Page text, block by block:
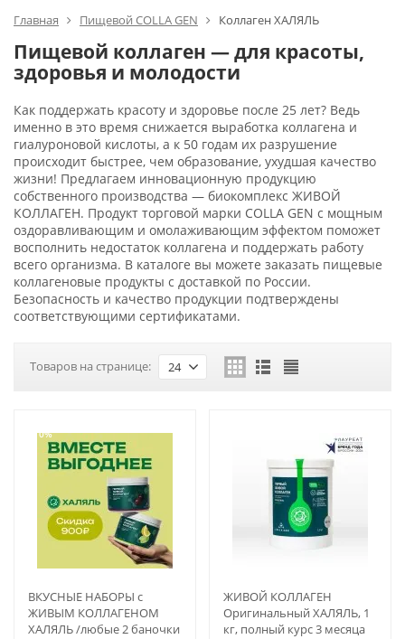
Главная Пищевой COLLA GEN Коллаген ХАЛЯЛЬ
Пищевой коллаген — для красоты,
здоровья и молодости
Как поддержать красоту и здоровье после 25 лет? Ведь
именно в это время снижается выработка коллагена и
гиалуроновой кислоты, а к 50 годам их разрушение
происходит быстрее, чем образование, ухудшая качество
жизни! Предлагаем инновационную продукцию
собственного производства — биокомплекс ЖИВОЙ
КОЛЛАГЕН. Продукт торговой марки COLLA GEN с мощным
оздоравливающим и омолаживающим эффектом поможет
восполнить недостаток коллагена и поддержать работу
всего организма. В каталоге вы можете заказать пищевые
коллагеновые продукты с доставкой по России.
Безопасность и качество продукции подтверждены
соответствующими сертификатами.
Товаров на странице: 24
-10%
ВКУСНЫЕ НАБОРЫ с
ЖИВЫМ КОЛЛАГЕНОМ
ХАЛЯЛЬ /любые 2 баночки
ЖИВОЙ КОЛЛАГЕН
Оригинальный ХАЛЯЛЬ, 1
кг, полный курс 3 месяца